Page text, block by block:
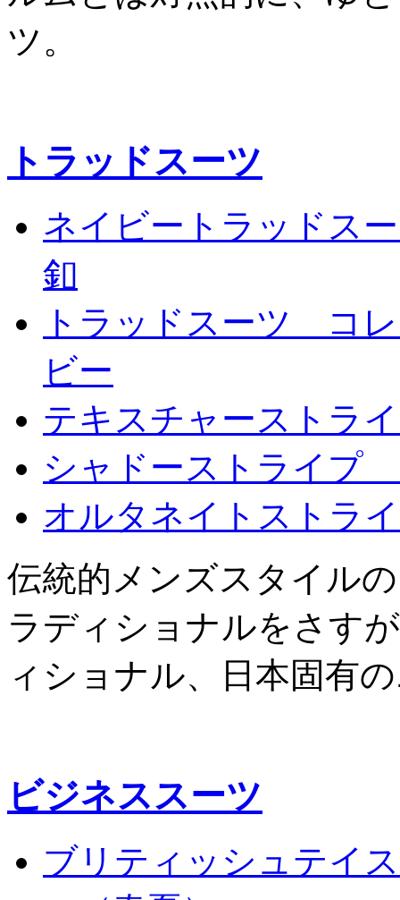
ツ。
トラッドスーツ
ネイビートラッド
釦
トラッドスーツ コ
ビー
テキスチャーストラ
シャドーストライプ
オルタネイトストラ
伝統的メンズスタイル
ラディショナルをさす
ィショナル、日本固有
ビジネススーツ
ブリティッシュテ